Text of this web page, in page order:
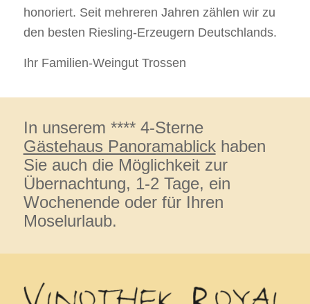
honoriert. Seit mehreren Jahren zählen wir zu
den besten Riesling-Erzeugern Deutschlands.
Ihr Familien-Weingut Trossen
In unserem **** 4-Sterne
Gästehaus Panoramablickhaben
Sie auch die Möglichkeit zur
Übernachtung, 1-2 Tage, ein
Wochenende oder für Ihren
Moselurlaub.